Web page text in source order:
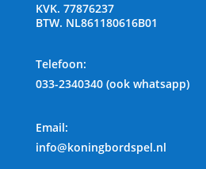
KVK. 77876237
BTW. NL861180616B01
Telefoon:
033-2340340 (ook whatsapp)
Email:
info@koningbordspel.nl